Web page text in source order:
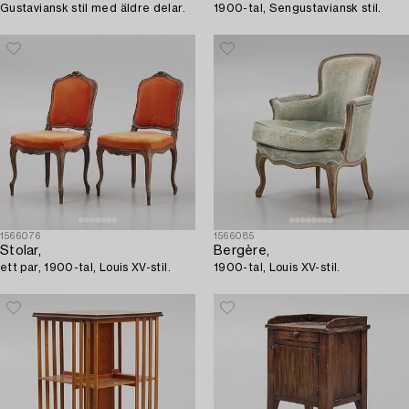
Gustaviansk stil med äldre delar. 1900-tal, Sengustaviansk stil.
1566076
Stolar,
ett par, 1900-tal, Louis XV-stil.
1566085
Bergère,
1900-tal, Louis XV-stil.